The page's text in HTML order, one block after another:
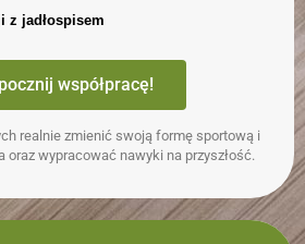
z jadłospisem
współpracę!
realnie zmienić swoją formę sportową i
oraz wypracować nawyki na przyszłość.